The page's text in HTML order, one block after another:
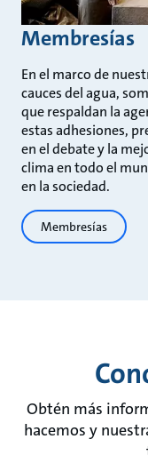
Membresías
En el marco de
cauces del agua,
que respaldan la
estas adhesiones,
en el debate y la
clima en todo el
en la sociedad.
Membresías
Obtén más
hacemos y